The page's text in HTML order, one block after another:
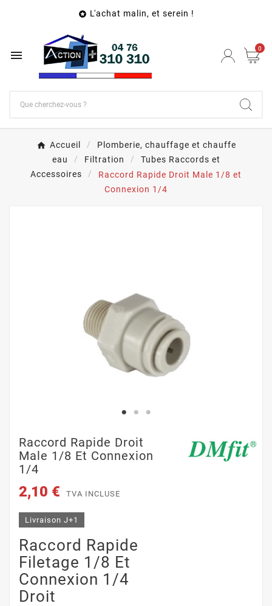
 L'achat malin, et serein !
 0
Accueil
Plomberie, chauffage et chauffe
eau
Filtration
Tubes Raccords et
Accessoires
Raccord Rapide Droit Male 1/8 et
Connexion 1/4
Raccord Rapide Droit
Male 1/8 Et Connexion
1/4
2,10 € TVA INCLUSE
Livraison J+1
Raccord Rapide
Filetage 1/8 Et
Connexion 1/4
Droit